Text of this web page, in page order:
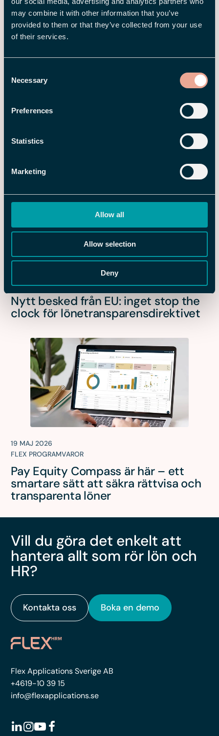
may combine it with other information that you’ve
provided to them or that they’ve collected from your use
of their services.
Selection
Necessary
Preferences
Statistics
Marketing
Allow all
Allow selection
Deny
mobilen
FLEX INFORMERAR
Nytt besked från EU: inget stop the
clock för lönetransparensdirektivet
19 MAJ 2026
FLEX PROGRAMVAROR
Pay Equity Compass är här – ett
smartare sätt att säkra rättvisa och
transparenta löner
Vill du göra det enkelt att
hantera allt som rör lön och
HR?
Kontakta oss Boka en demo
Flex Applications Sverige AB
+4619-10 39 15
info@flexapplications.se